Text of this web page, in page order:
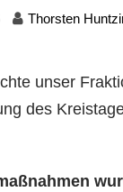
Thorsten
unser
des